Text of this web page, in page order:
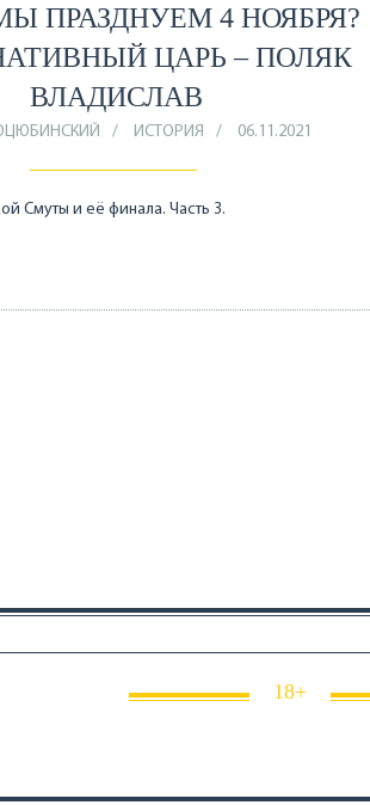
ПРАЗДНУЕМ 4 НОЯБРЯ?
ЦАРЬ – ПОЛЯК
ВЛАДИСЛАВ
ИСТОРИЯ 06.11.2021
Смуты и её финала. Часть 3.
18+